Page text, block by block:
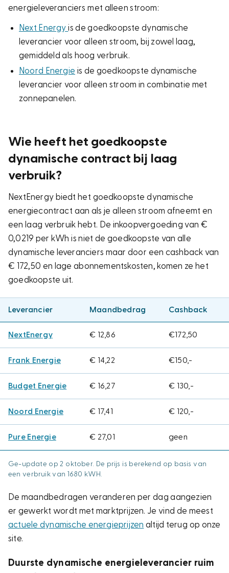
energieleveranciers met alleen stroom:
Next Energyis de goedkoopste dynamische
leverancier voor alleen stroom, bij zowel laag,
gemiddeld als hoog verbruik.
Noord Energie is de goedkoopste dynamische
leverancier voor alleen stroom in combinatie met
zonnepanelen.
Wie heeft het goedkoopste
dynamische contract bij laag
verbruik?
NextEnergy biedt het goedkoopste dynamische
energiecontract aan als je alleen stroom afneemt en
een laag verbruik hebt. De inkoopvergoeding van €
0,0219 per kWh is niet de goedkoopste van alle
dynamische leveranciers maar door een cashback van
€ 172,50 en lage abonnementskosten, komen ze het
goedkoopste uit.
Leverancier Maandbedrag Cashback
NextEnergy € 12,86 €172,50
Frank Energie € 14,22 €150,-
Budget Energie € 16,27 € 130,-
Noord Energie € 17,41 € 120,-
Pure Energie € 27,01 geen
Ge-update op 2 oktober. De prijs is berekend op basis van
een verbruik van 1680 kWH.
De maandbedragen veranderen per dag aangezien
er gewerkt wordt met marktprijzen. Je vind de meest
actuele dynamische energieprijzen altijd terug op onze
site.
Duurste dynamische energieleverancier ruim